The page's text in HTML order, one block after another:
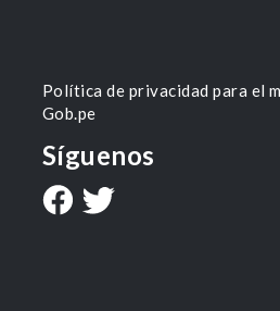
Política de privacidad para el
Gob.pe
Síguenos